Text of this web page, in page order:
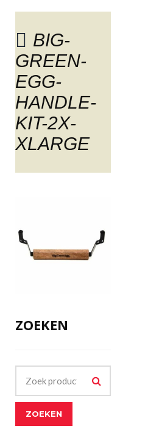
BIG-
GREEN-
EGG-
HANDLE-
KIT-2X-
XLARGE
ZOEKEN
ZOEKEN